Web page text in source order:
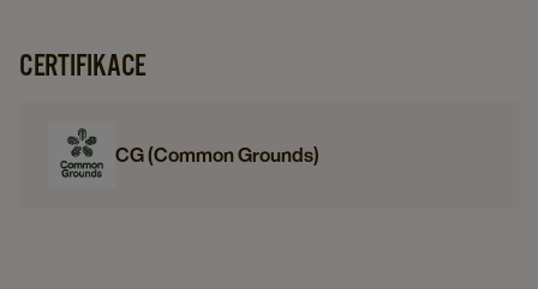
CERTIFIKACE
CG (Common Grounds)